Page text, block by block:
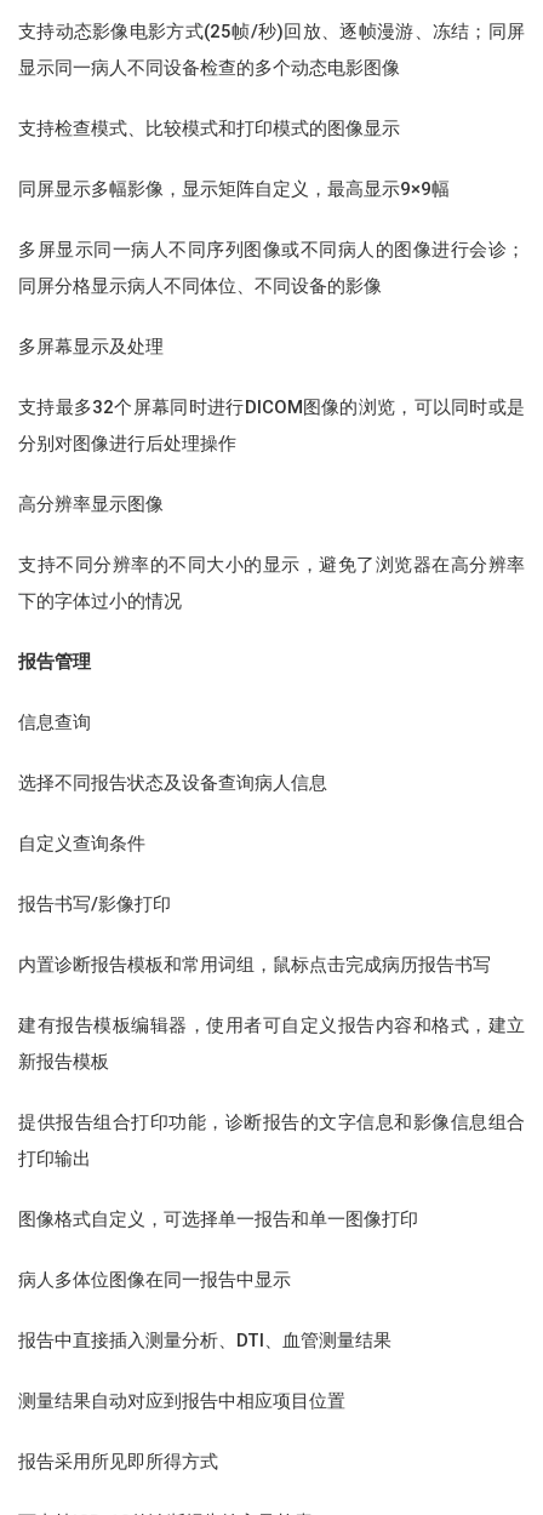
支持动态影像电影方式(25帧/秒)回放、逐帧漫游、冻结；同屏
显示同一病人不同设备检查的多个动态电影图像
支持检查模式、比较模式和打印模式的图像显示
同屏显示多幅影像，显示矩阵自定义，最高显示9×9幅
多屏显示同一病人不同序列图像或不同病人的图像进行会诊；
同屏分格显示病人不同体位、不同设备的影像
多屏幕显示及处理
支持最多32个屏幕同时进行DICOM图像的浏览，可以同时或是
分别对图像进行后处理操作
高分辨率显示图像
支持不同分辨率的不同大小的显示，避免了浏览器在高分辨率
下的字体过小的情况
报告管理
信息查询
选择不同报告状态及设备查询病人信息
自定义查询条件
报告书写/影像打印
内置诊断报告模板和常用词组，鼠标点击完成病历报告书写
建有报告模板编辑器，使用者可自定义报告内容和格式，建立
新报告模板
提供报告组合打印功能，诊断报告的文字信息和影像信息组合
打印输出
图像格式自定义，可选择单一报告和单一图像打印
病人多体位图像在同一报告中显示
报告中直接插入测量分析、DTI、血管测量结果
测量结果自动对应到报告中相应项目位置
报告采用所见即所得方式